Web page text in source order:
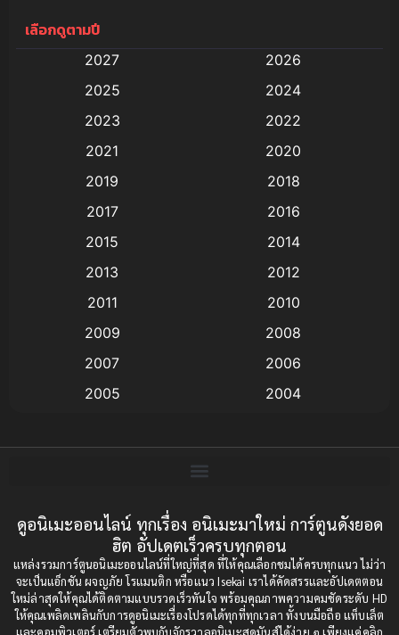
Anal (ประตูหลัง)
Animation การ์ตูน
Animation อนิเมะ
Animation แอนิเมชั่น
(9)
Big tits (นมใหญ่)
Bitch (ผู้หญิงร่าน)
Bondage (ทาส)(1)
boys love(1)
Censored (เซ็นเซอร์) (19)
เลือกดูตามปี
2027
2026
2025
2024
2023
2022
2021
2020
2019
2018
2017
2016
2015
2014
2013
2012
2011
2010
2009
2008
2007
2006
2005
2004
2001
2000
1997
1996
1993
1992
1991
1990
1989
1988
ดูอนิเมะออนไลน์ ทุกเรื่อง อนิเมะมาใหม่ การ์ตูนดังยอด
ฮิต อัปเดตเร็วครบทุกตอน
แหล่งรวมการ์ตูนอนิเมะออนไลน์ที่ใหญ่ที่สุด ที่ให้คุณเลือกชมได้ครบทุกแนว ไม่ว่า
จะเป็นแอ็กชัน ผจญภัย โรแมนติก หรือแนว Isekai เราได้คัดสรรและอัปเดตตอน
ใหม่ล่าสุดให้คุณได้ติดตามแบบรวดเร็วทันใจ พร้อมคุณภาพความคมชัดระดับ HD
ให้คุณเพลิดเพลินกับการดูอนิเมะเรื่องโปรดได้ทุกที่ทุกเวลา ทั้งบนมือถือ แท็บเล็ต
และคอมพิวเตอร์ เตรียมตัวพบกับจักรวาลอนิเมะสุดมันส์ได้ง่าย ๆ เพียงแค่คลิก